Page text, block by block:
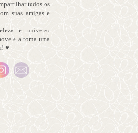
todos os
suas amigas e
e universo
e a torna uma
♥